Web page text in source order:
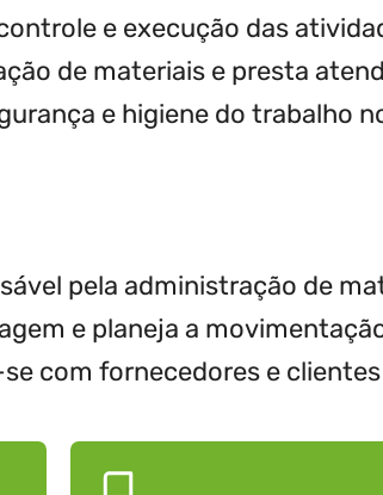
e execução das
de materiais e presta
e higiene do trabalho
pela administração de
e planeja a
com fornecedores e